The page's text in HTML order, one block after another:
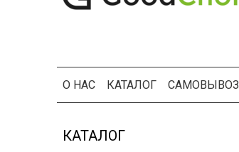
О НАС КАТАЛОГ САМОВЫВОЗ
КАТАЛОГ